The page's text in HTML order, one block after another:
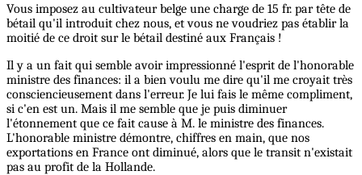
Vous imposez au cultivateur belge une charge de 15 fr. par tête de
bétail qu'il introduit chez nous, et vous ne voudriez pas établir la
moitié de ce droit sur le bétail destiné aux Français !
Il y a un fait qui semble avoir impressionné l'esprit de l'honorable
ministre des finances: il a bien voulu me dire qu'il me croyait très
consciencieusement dans l'erreur. Je lui fais le même compliment,
si c'en est un. Mais il me semble que je puis diminuer
l'étonnement que ce fait cause à M. le ministre des finances.
L'honorable ministre démontre, chiffres en main, que nos
exportations en France ont diminué, alors que le transit n'existait
pas au profit de la Hollande.